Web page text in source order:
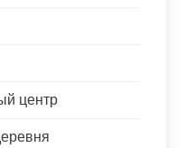
центр